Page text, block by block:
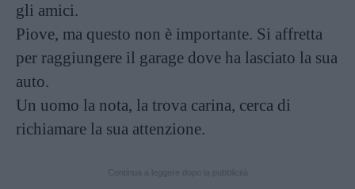
gli amici.
Piove, ma questo non è importante. Si affretta
per raggiungere il garage dove ha lasciato la sua
auto.
Un uomo la nota, la trova carina, cerca di
richiamare la sua attenzione.